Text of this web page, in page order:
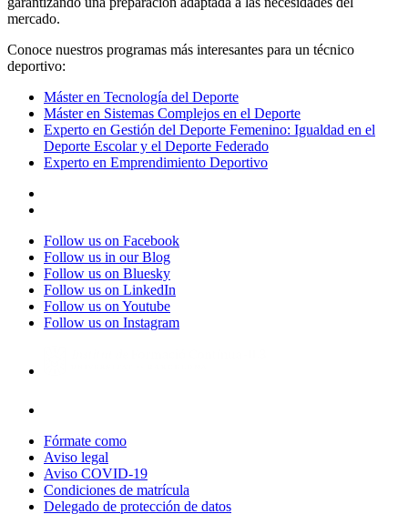
mercado.
Conoce nuestros programas más interesantes para un técnico
deportivo:
Máster en Tecnología del Deporte
Máster en Sistemas Complejos en el Deporte
Experto en Gestión del Deporte Femenino: Igualdad en el
Deporte Escolar y el Deporte Federado
Experto en Emprendimiento Deportivo
Follow us on Facebook
Follow us in our Blog
Follow us on Bluesky
Follow us on LinkedIn
Follow us on Youtube
Follow us on Instagram
Fórmate como
Aviso legal
Aviso COVID-19
Condiciones de matrícula
Delegado de protección de datos